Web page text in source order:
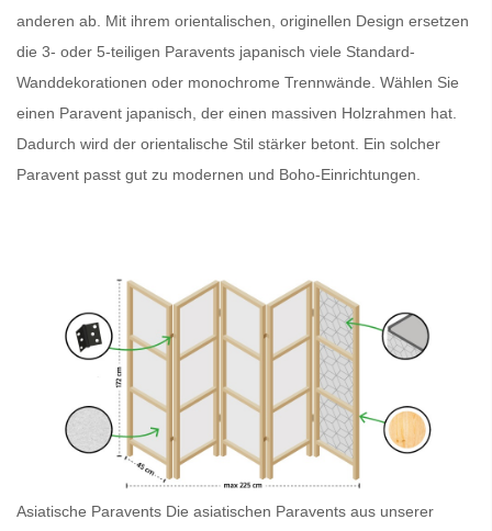
anderen ab. Mit ihrem orientalischen, originellen Design ersetzen
die 3- oder 5-teiligen Paravents japanisch viele Standard-
Wanddekorationen oder monochrome Trennwände. Wählen Sie
einen Paravent japanisch , der einen massiven Holzrahmen hat.
Dadurch wird der orientalische Stil stärker betont. Ein solcher
Paravent passt gut zu modernen und Boho-Einrichtungen.
Asiatische Paravents Die asiatischen Paravents aus unserer